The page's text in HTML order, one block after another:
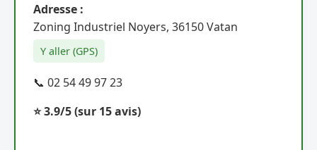
Adresse :
Zoning Industriel Noyers, 36150 Vatan
Y aller (GPS)
📞 02 54 49 97 23
⭐ 3.9/5(sur 15 avis)